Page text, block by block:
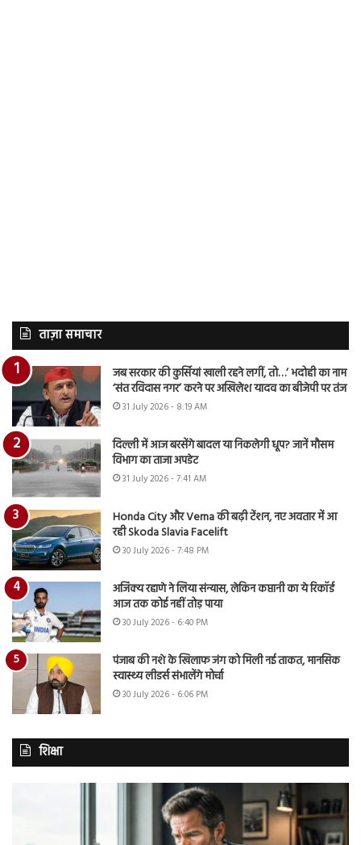
ताज़ा समाचार
जब सरकार की कुर्सियां खाली रहने लगीं, तो…’ भदोही का नाम
‘संत रविदास नगर’ करने पर अखिलेश यादव का बीजेपी पर तंज
31 July 2026 - 8:19 AM
दिल्ली में आज बरसेंगे बादल या निकलेगी धूप? जानें मौसम
विभाग का ताजा अपडेट
31 July 2026 - 7:41 AM
Honda City और Verna की बढ़ी टेंशन, नए अवतार में आ
रही Skoda Slavia Facelift
30 July 2026 - 7:48 PM
अजिंक्य रहाणे ने लिया संन्यास, लेकिन कप्तानी का ये रिकॉर्ड
आज तक कोई नहीं तोड़ पाया
30 July 2026 - 6:40 PM
पंजाब की नशे के खिलाफ जंग को मिली नई ताकत, मानसिक
स्वास्थ्य लीडर्स संभालेंगे मोर्चा
30 July 2026 - 6:06 PM
शिक्षा